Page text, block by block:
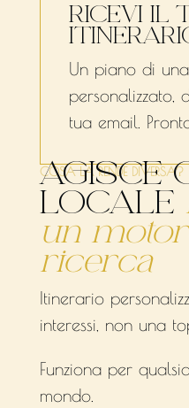
RICEVI IL
Un piano di
personalizzato,
tua email.
COSA LA RENDE DIVERSA?
AGISCE
LOCALE
un
ricerca
Itinerario
interessi, non una
Funziona per
mondo.